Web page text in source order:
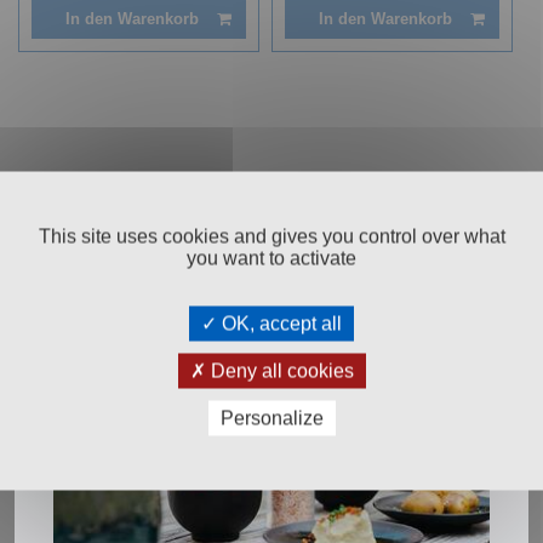
In den Warenkorb In den Warenkorb
Salinen Austria Aktiengesellschaft
Ebensee am Traunsee ,AUSTRIA
This site uses cookies and gives you control over what
you want to activate
OK, accept all
Deny all cookies
Personalize